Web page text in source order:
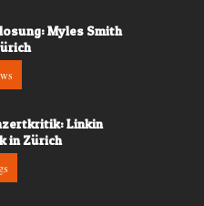
Myles Smith
Linkin
in Zürich